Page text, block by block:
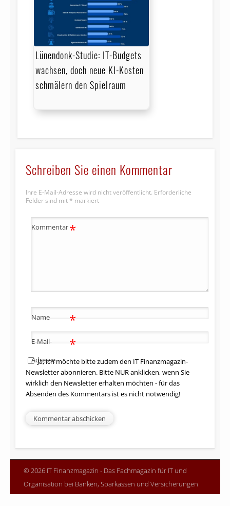
Lünendonk-Studie: IT-Budgets
wachsen, doch neue KI-Kosten
schmälern den Spielraum
Schreiben Sie einen Kommentar
Ihre E-Mail-Adresse wird nicht veröffentlicht. Erforderliche
Felder sind mit * markiert
Kommentar*
Name *
E-Mail-
Adresse
*
Ja, ich möchte bitte zudem den IT Finanzmagazin-
Newsletter abonnieren. Bitte NUR anklicken, wenn Sie
wirklich den Newsletter erhalten möchten - für das
Absenden des Kommentars ist es nicht notwendig!
© 2026 IT Finanzmagazin - Das Fachmagazin für IT und
Organisation bei Banken, Sparkassen und Versicherungen